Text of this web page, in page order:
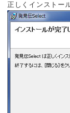
正しくインストー